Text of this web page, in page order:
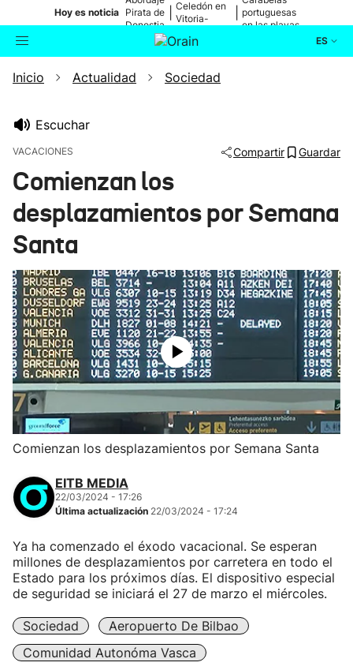
Hoy es noticia Pirata de
Donostia
Celedón en
Vitoria-
portuguesas
en las playas
ES
Buscador Actualidad
Ikusmiran
Inicio Actualidad Sociedad
Escuchar
VACACIONES Compartir Guardar
Comienzan los
desplazamientos por Semana
Santa
Comienzan los desplazamientos por Semana Santa
EITB MEDIA
22/03/2024 - 17:26
Última actualización 22/03/2024 - 17:24
Ya ha comenzado el éxodo vacacional. Se esperan
millones de desplazamientos por carretera en todo el
Estado para los próximos días. El dispositivo especial
de seguridad se iniciará el 27 de marzo el miércoles.
Sociedad
Aeropuerto De Bilbao
Comunidad Autonóma Vasca